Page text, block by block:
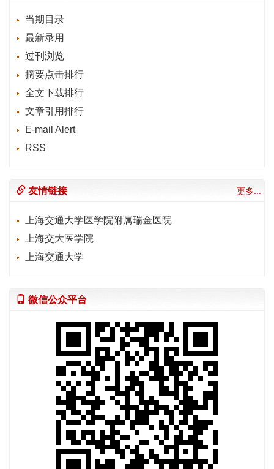
当期目录
最新录用
过刊浏览
摘要点击排行
全文下载排行
文章引用排行
E-mail Alert
RSS
友情链接 更多...
上海交通大学医学院附属瑞金医院
上海交大医学院
上海交通大学
微信公众平台